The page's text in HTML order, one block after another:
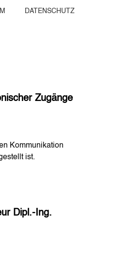
DATENSCHUTZ
Zugänge
Kommunikation
ist.
Dipl.-Ing.